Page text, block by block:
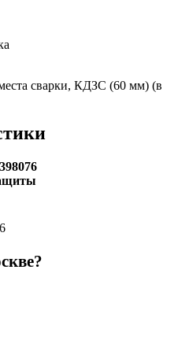
сварки, КДЗС (60 мм) (в
398076